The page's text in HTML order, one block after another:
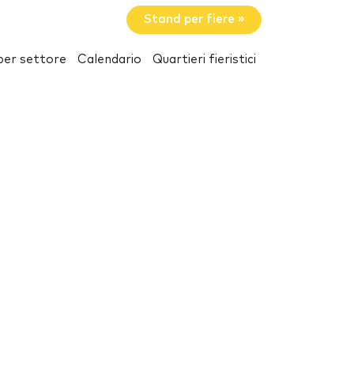
Stand per fiere »
settore Calendario Quartieri fieristici